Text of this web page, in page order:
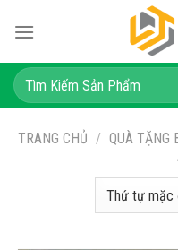
Tìm
kiếm:
TRANG CHỦ / QUÀ TẶNG